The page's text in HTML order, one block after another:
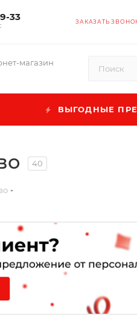
33 ЗАКАЗАТЬ
магазин
ВЫГОДНЫЕ
40